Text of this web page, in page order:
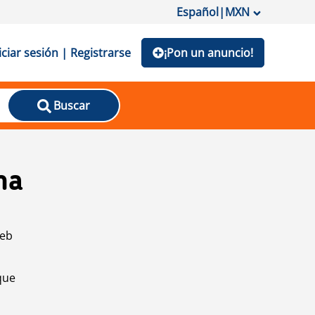
Español|MXN
sesión | Registrarse ¡Pon un anuncio!
Buscar